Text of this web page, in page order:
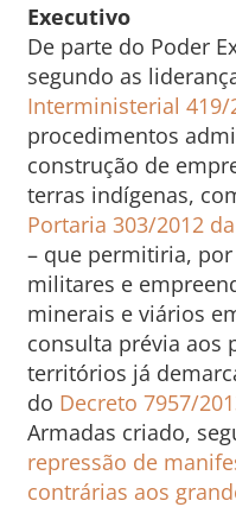
Executivo
De parte do Poder
segundo as
Interministerial 419/
procedimentos
construção de
terras indígenas,
Portaria 303/2012
– que permitiria,
militares e
minerais e viários
consulta prévia aos
territórios já
do Decreto 7957/
Armadas criado,
repressão de
contrárias aos